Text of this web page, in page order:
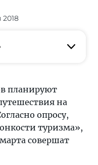
2018
планируют
на
опросу,
туризма»,
совершат